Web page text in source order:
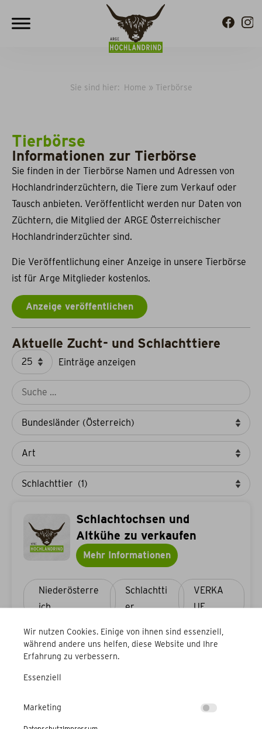
Wir nutzen Cookies. Einige von ihnen sind essenziell,
während andere uns helfen, diese Website und Ihre
Erfahrung zu verbessern.
Essenziell
Marketing
Sie sind hier: Home » Tierbörse
Tierbörse
Informationen zur Tierbörse
Sie finden in der Tierbörse Namen und Adressen von
Hochlandrinderzüchtern, die Tiere zum Verkauf oder
Tausch anbieten. Veröffentlicht werden nur Daten von
Züchtern, die Mitglied der ARGE Österreichischer
Hochlandrinderzüchter sind.
Die Veröffentlichung einer Anzeige in unsere Tierbörse
ist für Arge Mitglieder kostenlos.
Anzeige veröffentlichen
Aktuelle Zucht- und Schlachttiere
Einträge anzeigen
Schlachtochsen und
Altkühe zu verkaufen
Mehr Informationen
Niederösterre
ich
Schlachtti
er
VERKA
UF